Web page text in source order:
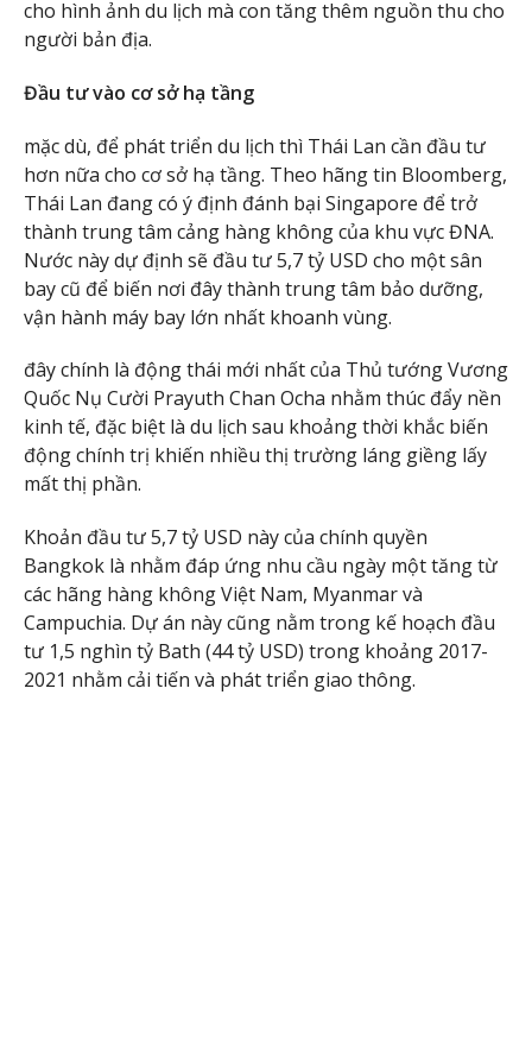
cho hình ảnh du lịch mà con tăng thêm nguồn thu cho
người bản địa.
Đầu tư vào cơ sở hạ tầng
mặc dù, để phát triển du lịch thì Thái Lan cần đầu tư
hơn nữa cho cơ sở hạ tầng. Theo hãng tin Bloomberg,
Thái Lan đang có ý định đánh bại Singapore để trở
thành trung tâm cảng hàng không của khu vực ĐNA.
Nước này dự định sẽ đầu tư 5,7 tỷ USD cho một sân
bay cũ để biến nơi đây thành trung tâm bảo dưỡng,
vận hành máy bay lớn nhất khoanh vùng.
đây chính là động thái mới nhất của Thủ tướng Vương
Quốc Nụ Cười Prayuth Chan Ocha nhằm thúc đẩy nền
kinh tế, đặc biệt là du lịch sau khoảng thời khắc biến
động chính trị khiến nhiều thị trường láng giềng lấy
mất thị phần.
Khoản đầu tư 5,7 tỷ USD này của chính quyền
Bangkok là nhằm đáp ứng nhu cầu ngày một tăng từ
các hãng hàng không Việt Nam, Myanmar và
Campuchia. Dự án này cũng nằm trong kế hoạch đầu
tư 1,5 nghìn tỷ Bath (44 tỷ USD) trong khoảng 2017-
2021 nhằm cải tiến và phát triển giao thông.